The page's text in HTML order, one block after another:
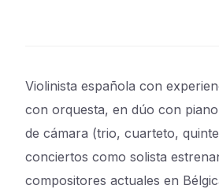
Violinista española con
con orquesta, en dúo con
de cámara (trio, cuarteto,
conciertos como solista
compositores actuales en